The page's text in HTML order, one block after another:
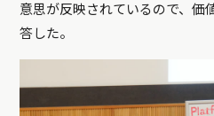
意思が反映されているので、価
答した。